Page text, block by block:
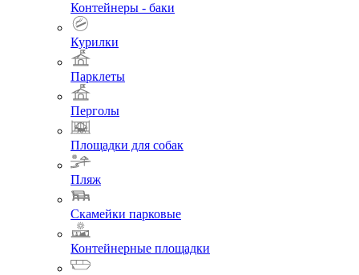
Контейнеры - баки
Курилки
Парклеты
Перголы
Площадки для собак
Пляж
Скамейки парковые
Контейнерные площадки